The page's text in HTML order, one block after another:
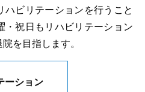
ハビリテーションを行うこと
・祝日もリハビリテーション
を目指します。
ーション